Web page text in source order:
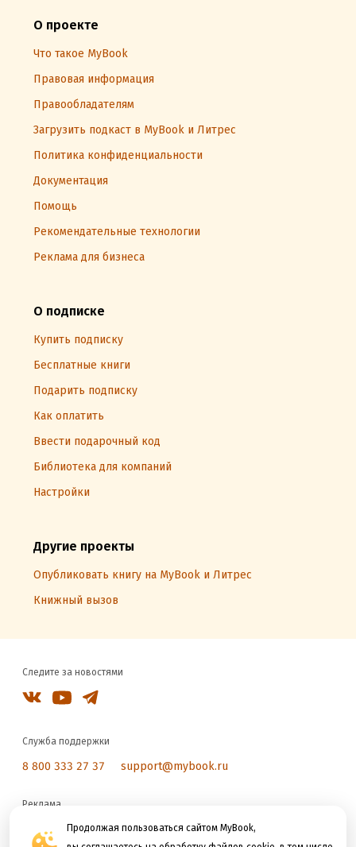
Продолжая пользоваться сайтом MyBook,
О проекте
Что такое MyBook
Правовая информация
Правообладателям
Загрузить подкаст в MyBook и Литрес
Политика конфиденциальности
Документация
Помощь
Рекомендательные технологии
Реклама для бизнеса
О подписке
Купить подписку
Бесплатные книги
Подарить подписку
Как оплатить
Ввести подарочный код
Библиотека для компаний
Настройки
Другие проекты
Опубликовать книгу на MyBook и Литрес
Книжный вызов
Следите за новостями
Служба поддержки
8 800 333 27 37 support@mybook.ru
Реклама
reklama@litres.ru